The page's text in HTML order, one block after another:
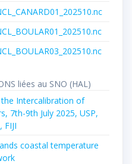
liées au SNO (HAL)
Intercalibration of
7th-9th July 2025, USP,
FIJI
coastal temperature